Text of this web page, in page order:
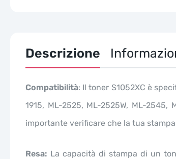
Descrizione
Compatibilità: Il toner S1052XC è
1915, ML-2525, ML-2525W, ML-2545,
importante verificare che la tua
Resa: La capacità di stampa di un